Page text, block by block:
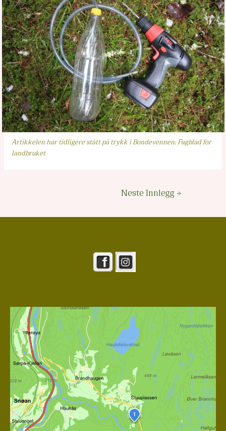
Artikkelen har tidligere stått på trykk i Bondevennen: Fagblad for
landbruket
InnleggsnavigasjonNeste Innlegg →